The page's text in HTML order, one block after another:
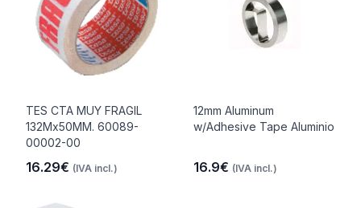
TES CTA MUY FRAGIL
132Mx50MM. 60089-
00002-00
16.29€ (IVA incl.)
12mm Aluminum
w/Adhesive Tape Aluminio
16.9€ (IVA incl.)